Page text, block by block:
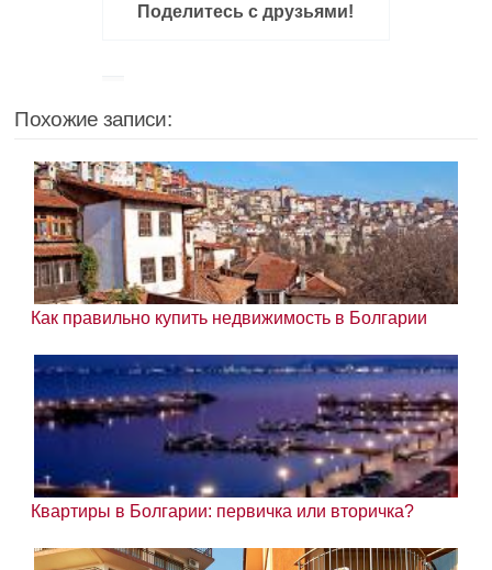
Поделитесь с друзьями!
Похожие записи:
Как правильно купить недвижимость в Болгарии
Квартиры в Болгарии: первичка или вторичка?